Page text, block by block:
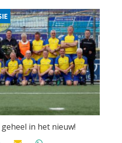
in het nieuw!